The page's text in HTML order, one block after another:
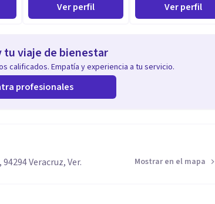
Ver perfil Ver perfil
tu viaje de bienestar
calificados. Empatía y experiencia a tu servicio.
profesionales
Veracruz, Ver.
Mostrar en el mapa